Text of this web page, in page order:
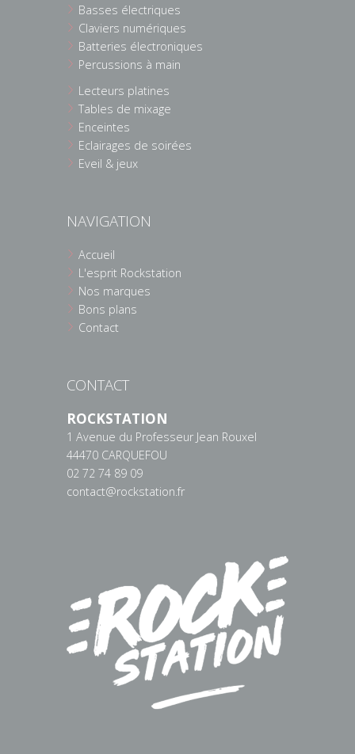
Basses électriques
Claviers numériques
Batteries électroniques
Percussions à main
Lecteurs platines
Tables de mixage
Enceintes
Eclairages de soirées
Eveil & jeux
NAVIGATION
Accueil
L'esprit Rockstation
Nos marques
Bons plans
Contact
CONTACT
ROCKSTATION
1 Avenue du Professeur Jean Rouxel
44470 CARQUEFOU
02 72 74 89 09
contact@rockstation.fr